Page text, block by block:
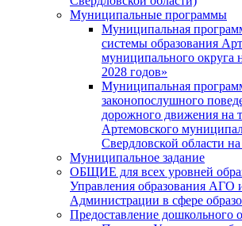
Муниципальные программы
Муниципальная
системы образования
муниципального округа
2028 годов»
Муниципальная
законопослушного
дорожного движения на
Артемовского
Свердловской области
Муниципальное задание
ОБЩИЕ для всех уровней
Управления образования АГО
Администрации в сфере
Предоставление дошкольного